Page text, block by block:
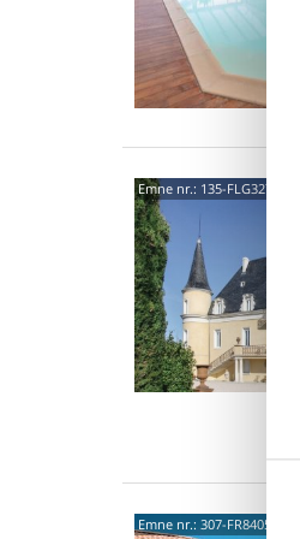
Emne nr.: 135-FLG327
Emne nr.: 307-FR8405.658.3